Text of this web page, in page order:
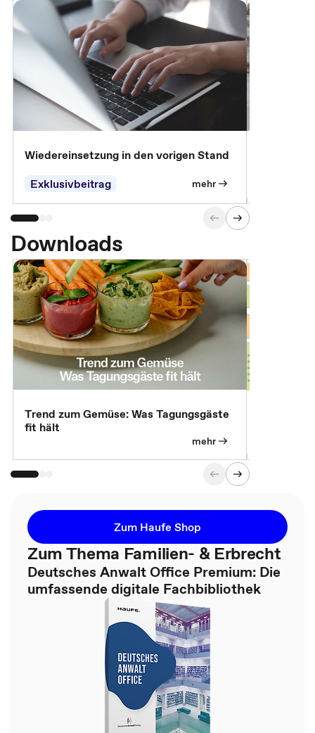
Wiedereinsetzung in den vorigen Stand
Exklusivbeitrag
mehr
Downloads
Trend zum Gemüse: Was Tagungsgäste
fit hält
mehr
Zum Haufe Shop
Zum Thema Familien- & Erbrecht
Deutsches Anwalt Office Premium: Die
umfassende digitale Fachbibliothek